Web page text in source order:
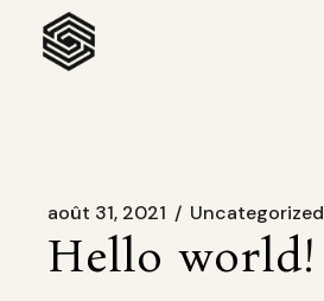
contenu
août 31, 2021 Uncategorized
Hello world!